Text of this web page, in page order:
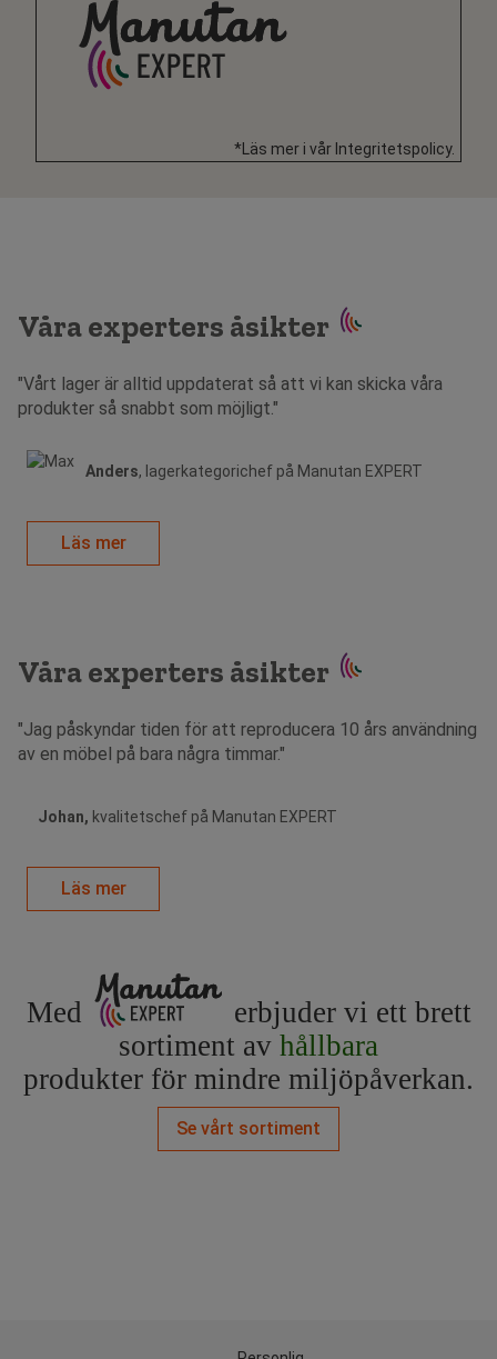
*Läs mer i vår Integritetspolicy.
Våra experters åsikter
"Vårt lager är alltid uppdaterat så att vi kan skicka våra
produkter så snabbt som möjligt."
Anders, lagerkategorichef på Manutan EXPERT
Läs mer
Våra experters åsikter
"Jag påskyndar tiden för att reproducera 10 års användning
av en möbel på bara några timmar."
Johan, kvalitetschef på Manutan EXPERT
Läs mer
Med
erbjuder vi ett brett
sortiment av hållbara
produkter för mindre miljöpåverkan.
Se vårt sortiment